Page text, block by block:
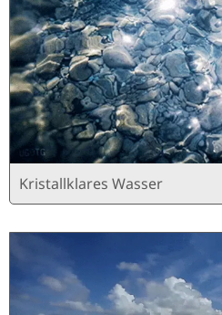
Kristallklares Wasser